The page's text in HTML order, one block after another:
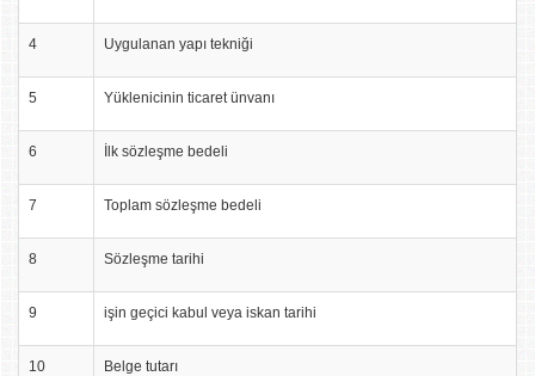
4 Uygulanan yapı tekniği
5 Yüklenicinin ticaret ünvanı
6 İlk sözleşme bedeli
7 Toplam sözleşme bedeli
8 Sözleşme tarihi
9 işin geçici kabul veya iskan tarihi
10 Belge tutarı